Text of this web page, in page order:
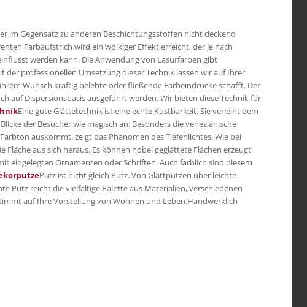
im Gegensatz zu anderen Beschichtungsstoffen nicht deckend
Farbaufstrich wird ein wolkiger Effekt erreicht, der je nach
werden kann. Die Anwendung von Lasurfarben gibt
professionellen Umsetzung dieser Technik lassen wir auf Ihrer
Wunsch kräftig belebte oder fließende Farbeindrücke schafft. Der
auf Dispersionsbasis ausgeführt werden. Wir bieten diese Technik für
Eine gute Glättetechnik ist eine echte Kostbarkeit. Sie verleiht dem
der Besucher wie magisch an. Besonders die venezianische
auskommt, zeigt das Phänomen des Tiefenlichtes. Wie bei
aus sich heraus. Es können nobel geglättete Flächen erzeugt
eingelegten Ornamenten oder Schriften. Auch farblich sind diesem
Putz ist nicht gleich Putz. Von Glattputzen über leichte
Putz reicht die vielfältige Palette aus Materialien, verschiedenen
auf Ihre Vorstellung von Wohnen und Leben.Handwerklich